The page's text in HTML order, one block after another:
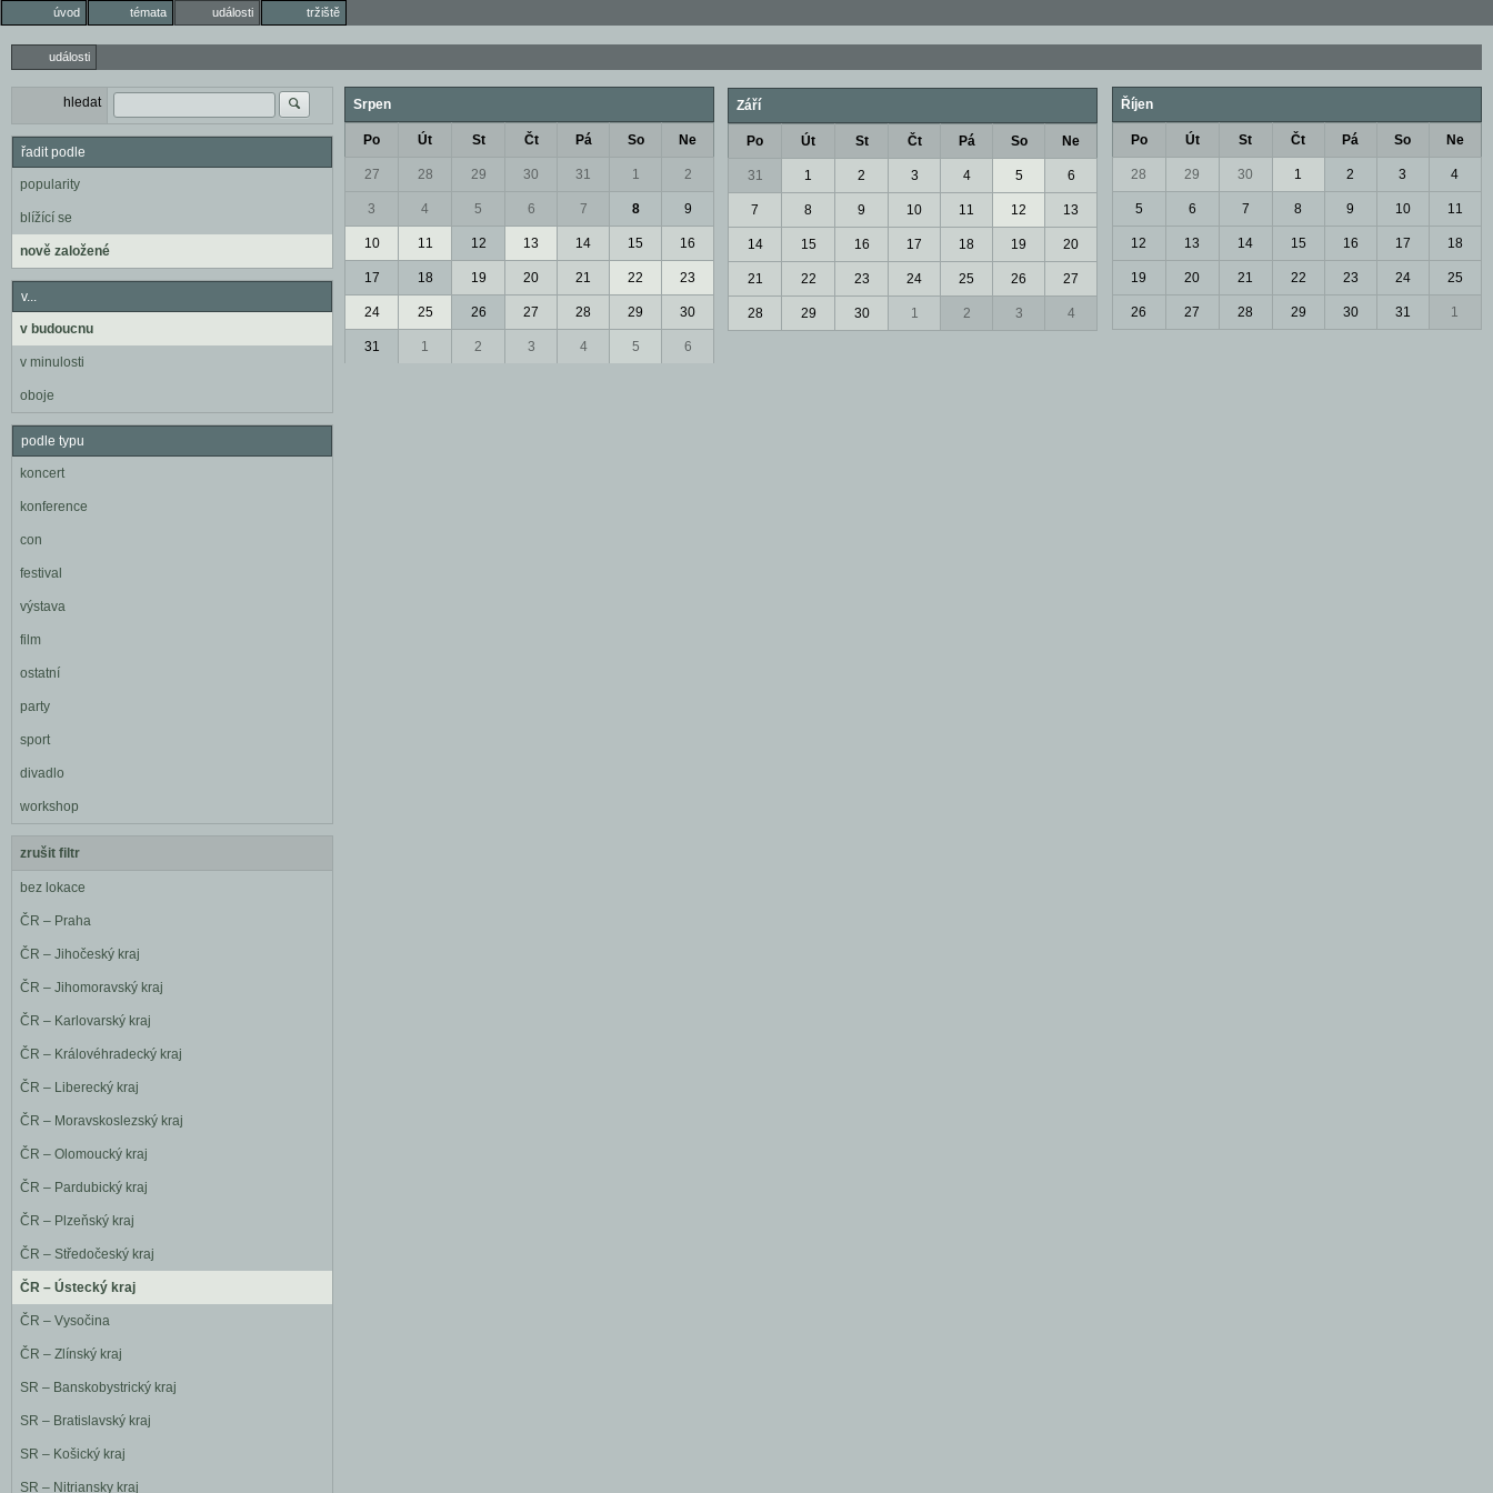
úvod témata události tržiště
události
hledat
řadit podle
popularity
blížící se
nově založené
v...
v budoucnu
v minulosti
oboje
podle typu
koncert
konference
con
festival
výstava
film
ostatní
party
sport
divadlo
workshop
zrušit filtr
bez lokace
ČR – Praha
ČR – Jihočeský kraj
ČR – Jihomoravský kraj
ČR – Karlovarský kraj
ČR – Královéhradecký kraj
ČR – Liberecký kraj
ČR – Moravskoslezský kraj
ČR – Olomoucký kraj
ČR – Pardubický kraj
ČR – Plzeňský kraj
ČR – Středočeský kraj
ČR – Ústecký kraj
ČR – Vysočina
ČR – Zlínský kraj
SR – Banskobystrický kraj
SR – Bratislavský kraj
SR – Košický kraj
SR – Nitriansky kraj
Srpen
Po Út St Čt Pá So Ne
27 28 29 30 31 1 2
3 4 5 6 7 8 9
10 11 12 13 14 15 16
17 18 19 20 21 22 23
24 25 26 27 28 29 30
31 1 2 3 4 5 6
Září
Po Út St Čt Pá So Ne
31 1 2 3 4 5 6
7 8 9 10 11 12 13
14 15 16 17 18 19 20
21 22 23 24 25 26 27
28 29 30 1 2 3 4
Říjen
Po Út St Čt Pá So Ne
28 29 30 1 2 3 4
5 6 7 8 9 10 11
12 13 14 15 16 17 18
19 20 21 22 23 24 25
26 27 28 29 30 31 1